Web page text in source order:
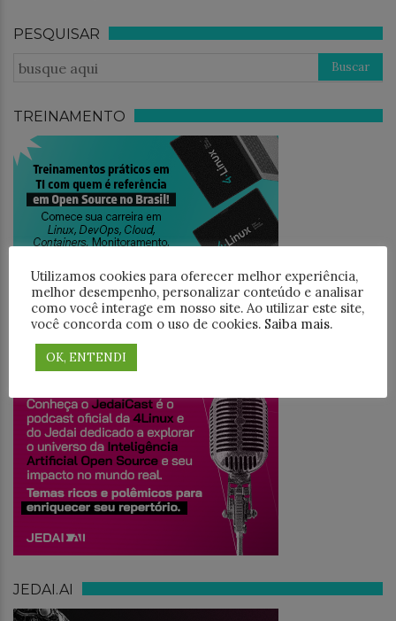
PESQUISAR
TREINAMENTO
JEDAICAST
JEDAI.AI
Utilizamos cookies para oferecer melhor experiência,
melhor desempenho, personalizar conteúdo e analisar
como você interage em nosso site. Ao utilizar este site,
você concorda com o uso de cookies. Saiba mais.
OK, ENTENDI